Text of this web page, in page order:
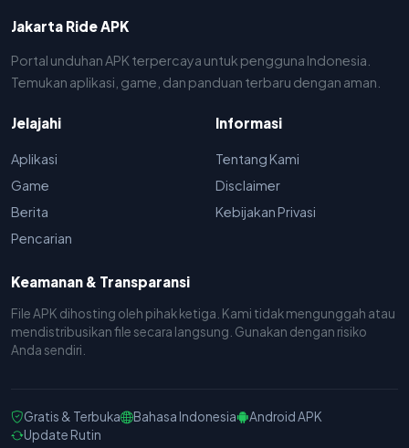
Jakarta Ride APK
Portal unduhan APK terpercaya untuk pengguna Indonesia.
Temukan aplikasi, game, dan panduan terbaru dengan aman.
Jelajahi
Aplikasi
Game
Berita
Pencarian
Informasi
Tentang Kami
Disclaimer
Kebijakan Privasi
Keamanan & Transparansi
File APK dihosting oleh pihak ketiga. Kami tidak mengunggah atau
mendistribusikan file secara langsung. Gunakan dengan risiko
Anda sendiri.
Gratis & Terbuka Bahasa Indonesia
Android APK
Update Rutin